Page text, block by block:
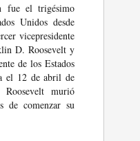
fue el trigésimo
Unidos desde
vicepresidente
D. Roosevelt y
de los Estados
el 12 de abril de
murió
de comenzar su